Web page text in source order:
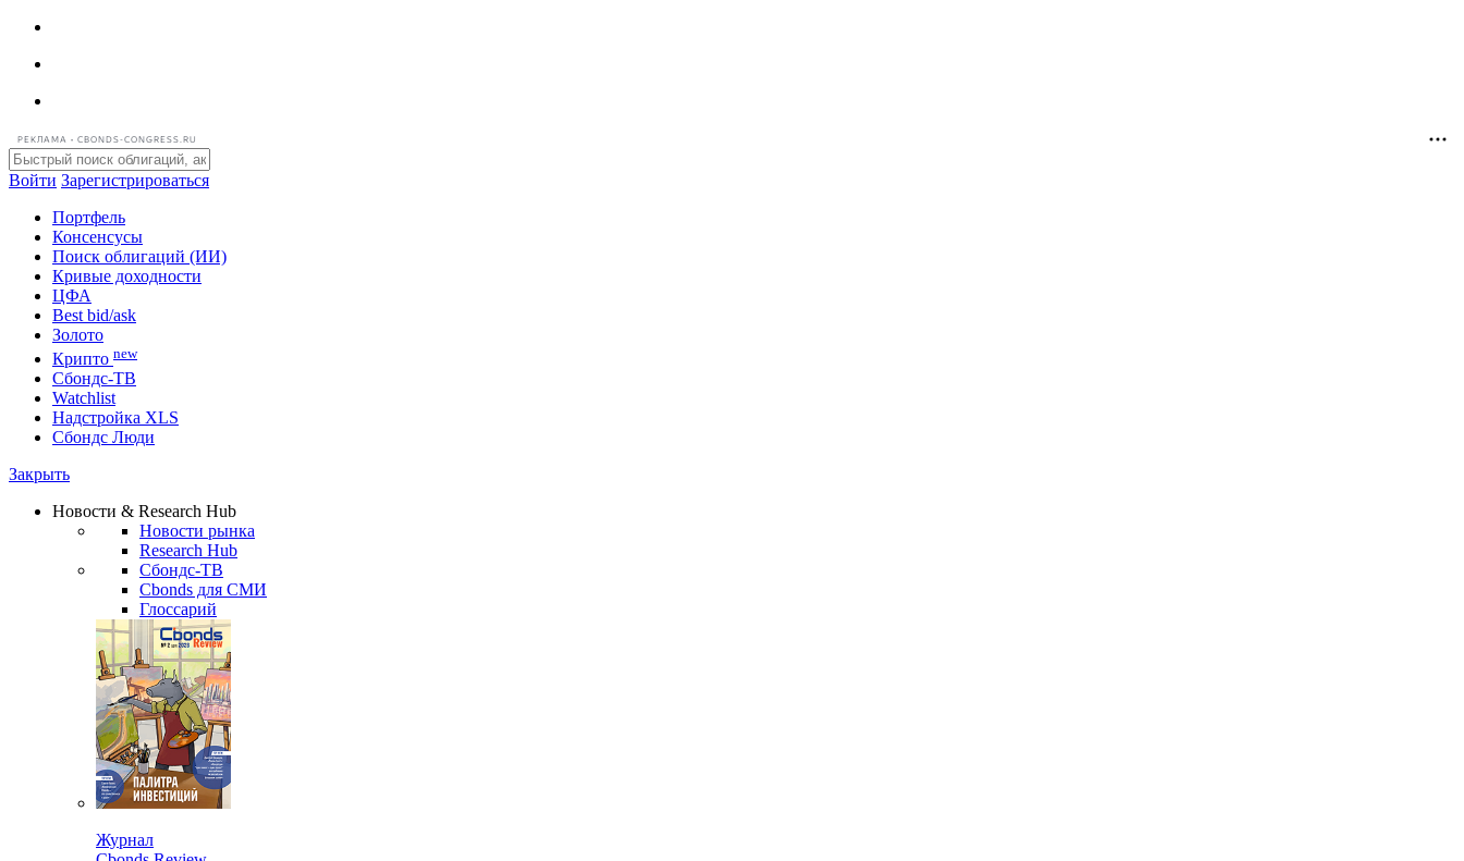
РЕКЛАМА • CBONDS-CONGRESS.RU
Войти Зарегистрироваться
Портфель
Консенсусы
Поиск облигаций (ИИ)
Кривые доходности
ЦФА
Best bid/ask
Золото
Криптоnew
Сбондс-ТВ
Надстройка XLS
Сбондс Люди
Новости & Research Hub
Новости рынка
Research Hub
Сбондс-ТВ
Cbonds для СМИ
Глоссарий